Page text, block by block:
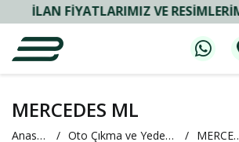
İLAN FIYATLARIMIZ VE
MERCEDES ML
Anasayfa Oto Çıkma ve Yedek Parça